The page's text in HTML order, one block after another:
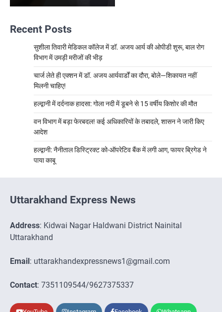
Recent Posts
सुशीला तिवारी मेडिकल कॉलेज में डॉ. अजय आर्य की ओपीडी शुरू, बाल रोग
विभाग में उमड़ी मरीजों की भीड़
चार्ज लेते ही एक्शन में डॉ. अजय आर्यवार्डों का दौरा, बोले—शिकायत नहीं
मिलनी चाहिए!
हल्द्वानी में दर्दनाक हादसा: गोला नदी में डूबने से 15 वर्षीय किशोर की मौत
वन विभाग में बड़ा फेरबदल! कई अधिकारियों के तबादले, शासन ने जारी किए
आदेश
हल्द्वानी: नैनीताल डिस्ट्रिक्ट को-ऑपरेटिव बैंक में लगी आग, फायर ब्रिगेड ने
पाया काबू
Uttarakhand Express News
Address: Kidwai Nagar Haldwani District Nainital
Uttarakhand
Email: uttarakhandexpressnews1@gmail.com
Contact: 7351109544/9627375337